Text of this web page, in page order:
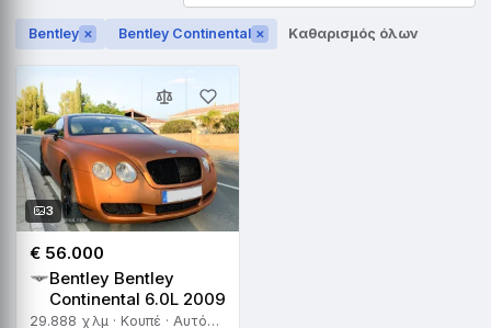
Bentley ✕ Bentley Continental ✕ Καθαρισμός όλων
3
€ 56.000
Bentley Bentley
Continental 6.0L 2009
29.888 χλμ · Κουπέ · Αυτόματο